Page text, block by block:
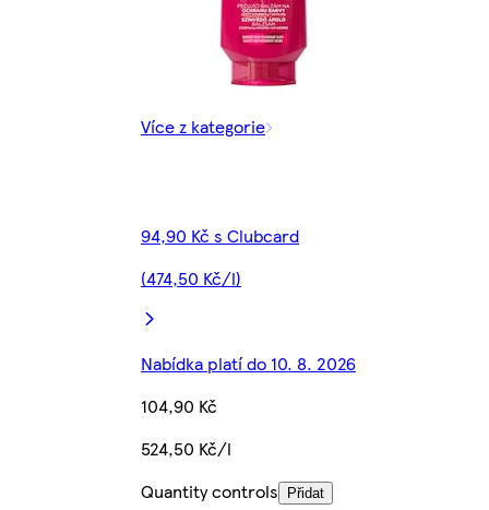
Více z kategorie
94,90 Kč s Clubcard
(474,50 Kč/l)
Nabídka platí do 10. 8. 2026
104,90 Kč
524,50 Kč/l
Quantity controls
Přidat